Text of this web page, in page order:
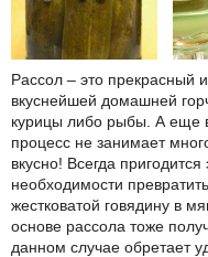
Рассол – это прекрасный
вкуснейшей домашней
курицы либо рыбы. А еще
процесс не занимает
вкусно! Всегда
необходимости
жестковатой говядину в
основе рассола тоже
данном случае обретает